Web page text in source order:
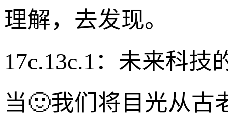
理解，去发现。
17c.13c.1：未来科
当🙂我们将目光从古